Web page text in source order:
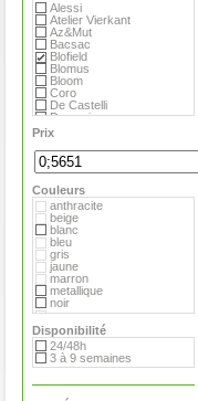
Alessi
Atelier Vierkant
Az&Mut
Bacsac
Blofield
Blomus
Bloom
Coro
De Castelli
Domani
Emu
Eternit
Eva Solo
Extremis
Fermob
Flora
Gandia Blasco
Hay
Magis
Marimekko
Menu
Pop Corn
Rizz
Royal VKB
Serralunga
Stelton
Teracrea
Tradewinds
Tribu
Virages
Viteo
Prix
Couleurs
anthracite
beige
blanc
bleu
gris
jaune
marron
metallique
noir
orange
rose
rouge
transparent
vert
Disponibilité
24/48h
3 à 9 semaines